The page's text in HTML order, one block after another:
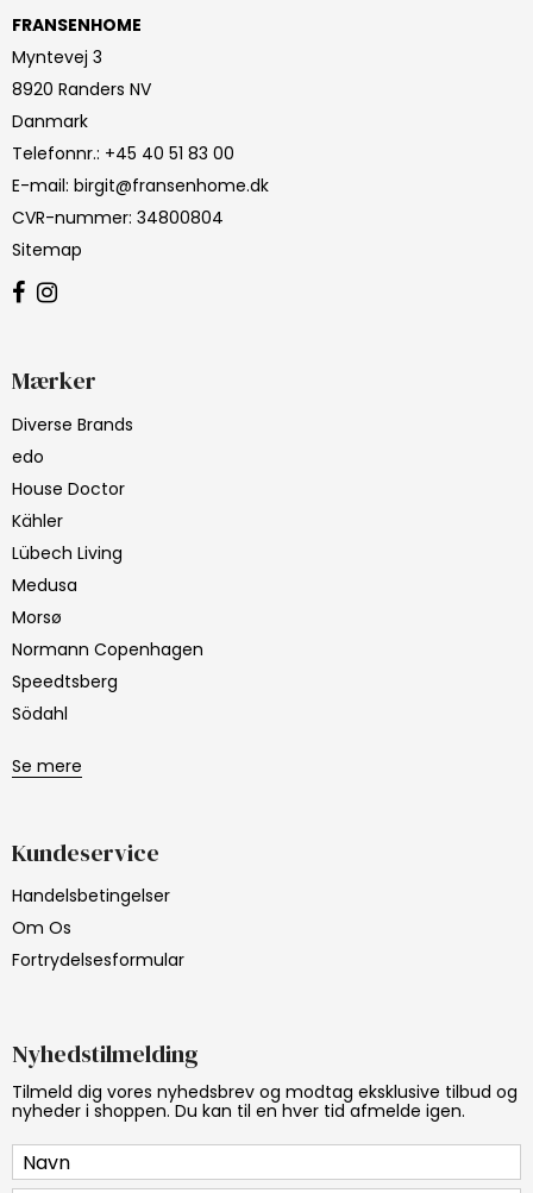
FRANSENHOME
Myntevej 3
8920 Randers NV
Danmark
Telefonnr.: +45 40 51 83 00
E-mail: birgit@fransenhome.dk
CVR-nummer: 34800804
Sitemap
Mærker
Diverse Brands
edo
House Doctor
Kähler
Lübech Living
Medusa
Morsø
Normann Copenhagen
Speedtsberg
Södahl
Se mere
Kundeservice
Handelsbetingelser
Om Os
Fortrydelsesformular
Nyhedstilmelding
Tilmeld dig vores nyhedsbrev og modtag eksklusive tilbud og
nyheder i shoppen. Du kan til en hver tid afmelde igen.